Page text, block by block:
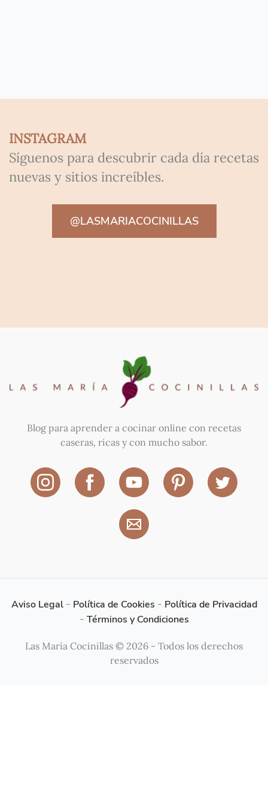
INSTAGRAM
Síguenos para descubrir cada día recetas
nuevas y sitios increíbles.
@LASMARIACOCINILLAS
Blog para aprender a cocinar online con recetas
caseras, ricas y con mucho sabor.
Aviso Legal- Política de Cookies - Política de Privacidad
- Términos y Condiciones
Las María Cocinillas © 2026 - Todos los derechos
reservados